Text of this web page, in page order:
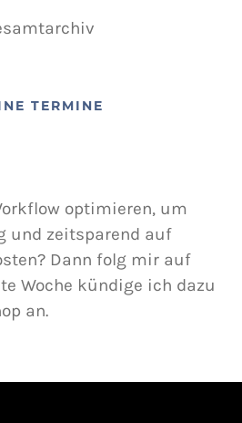
TERMINE
optimieren, um
und zeitsparend auf
Dann folg mir auf
Woche kündige ich dazu
an.